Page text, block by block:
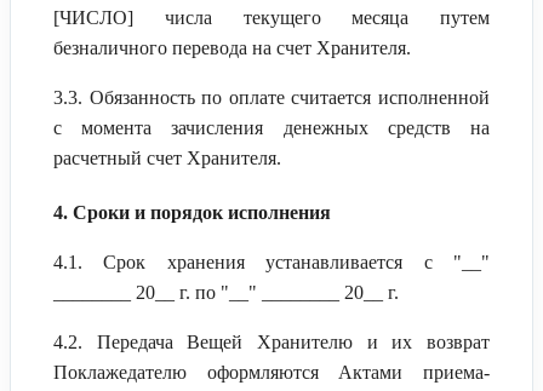
[ЧИСЛО] числа текущего месяца путем
безналичного перевода на счет Хранителя.
3.3. Обязанность по оплате считается исполненной
с момента зачисления денежных средств на
расчетный счет Хранителя.
4. Сроки и порядок исполнения
4.1. Срок хранения устанавливается с "__"
________ 20__ г. по "__" ________ 20__ г.
4.2. Передача Вещей Хранителю и их возврат
Поклажедателю оформляются Актами приема-